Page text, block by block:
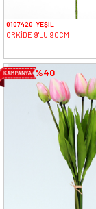
0107420-YEŞİL
ORKİDE 9'LU 90CM
%40